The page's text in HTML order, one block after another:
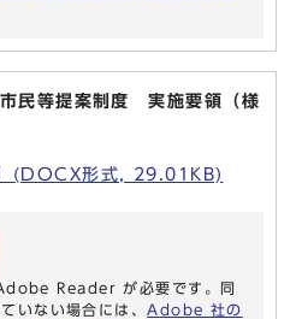
民等提案制度 実施要領（様
(DOCX形式, 29.01KB)
Reader が必要です。同
いない場合には、 Adobe 社の